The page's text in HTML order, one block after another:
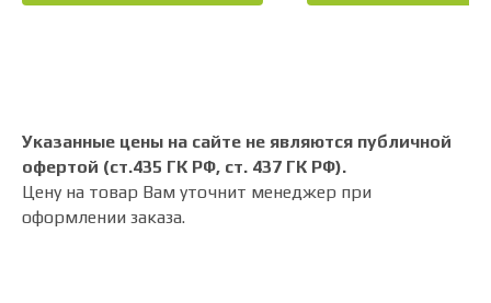
Указанные цены на сайте не являются публичной
офертой (ст.435 ГК РФ, cт. 437 ГК РФ).
Цену на товар Вам уточнит менеджер при
оформлении заказа.